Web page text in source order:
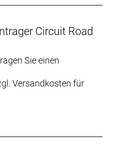
separat
sicheren Tritt bei letzten
oder in der
danach.
Mesh
Nylon 6 / 20 % Glasfaser
Circuit Road
Sie einen
Versandkosten für